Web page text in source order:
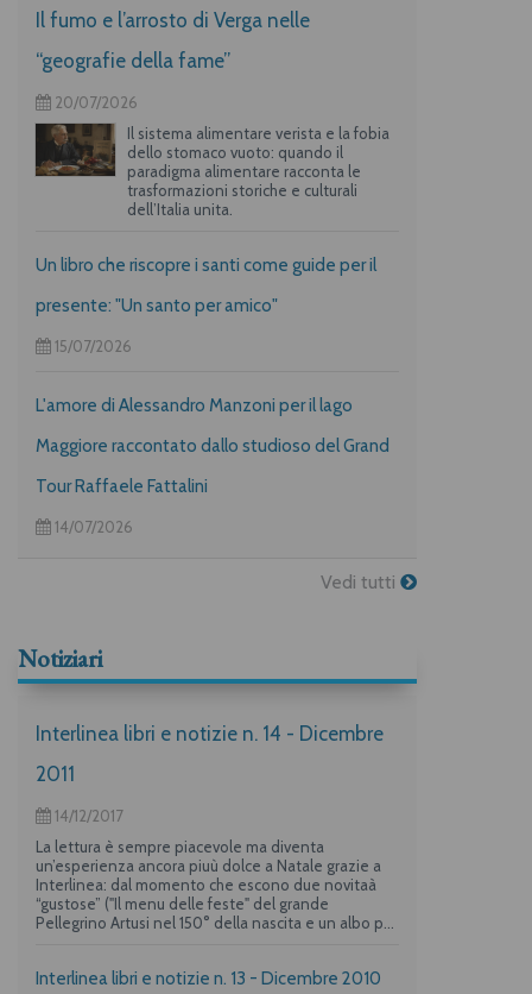
Il fumo e l’arrosto di Verga nelle
“geografie della fame”
20/07/2026
Il sistema alimentare verista e la fobia
dello stomaco vuoto: quando il
paradigma alimentare racconta le
trasformazioni storiche e culturali
dell’Italia unita.
Un libro che riscopre i santi come guide per il
presente: "Un santo per amico"
15/07/2026
L'amore di Alessandro Manzoni per il lago
Maggiore raccontato dallo studioso del Grand
Tour Raffaele Fattalini
14/07/2026
Vedi tutti
Notiziari
Interlinea libri e notizie n. 14 - Dicembre
2011
14/12/2017
La lettura è sempre piacevole ma diventa
un’esperienza ancora piuù dolce a Natale grazie a
Interlinea: dal momento che escono due novitaà
“gustose” ("Il menu delle feste" del grande
Pellegrino Artusi nel 150° della nascita e un albo per
Vivarelli) la casa editrice propone una deliziosa
Interlinea libri e notizie n. 13 - Dicembre 2010